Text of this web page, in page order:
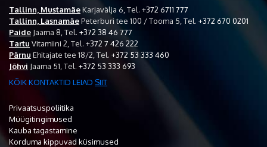
Tallinn, MustamäeKarjavälja 6, Tel. +372 6711 777
Tallinn, LasnamäePeterburi tee 100 / Tooma 5, Tel. +372 670 0201
Paide Jaama 8, Tel. +372 38 46 777
Tartu Vitamiini 2, Tel. +372 7 426 222
Pärnu Ehitajate tee 18/2, Tel. +372 53 333 460
Jõhvi Jaama 51, Tel. +372 53 333 693
KÕIK KONTAKTID LEIAD SIIT
Privaatsuspoliitika
Müügitingimused
Kauba tagastamine
Korduma kippuvad küsimused